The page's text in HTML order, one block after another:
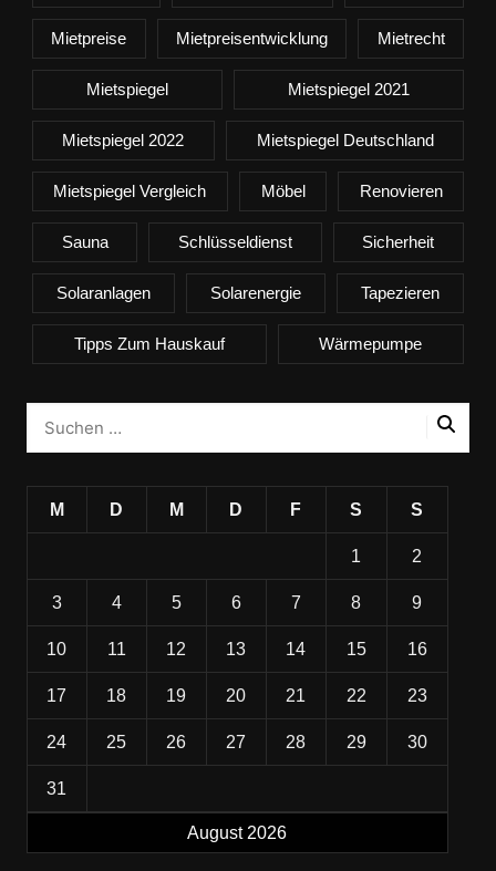
Mietpreise Mietpreisentwicklung Mietrecht
Mietspiegel Mietspiegel 2021
Mietspiegel 2022 Mietspiegel Deutschland
Mietspiegel Vergleich Möbel Renovieren
Sauna Schlüsseldienst Sicherheit
Solaranlagen Solarenergie Tapezieren
Tipps Zum Hauskauf Wärmepumpe
August 2026
M D M D F S S
1 2
3 4 5 6 7 8 9
10 11 12 13 14 15 16
17 18 19 20 21 22 23
24 25 26 27 28 29 30
31